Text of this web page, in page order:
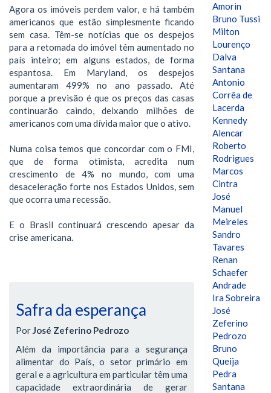
Agora os imóveis perdem valor, e há também
americanos que estão simplesmente ficando
sem casa. Têm-se notícias que os despejos
para a retomada do imóvel têm aumentado no
país inteiro; em alguns estados, de forma
espantosa. Em Maryland, os despejos
aumentaram 499% no ano passado. Até
porque a previsão é que os preços das casas
continuarão caindo, deixando milhões de
americanos com uma dívida maior que o ativo.
Numa coisa temos que concordar com o FMI,
que de forma otimista, acredita num
crescimento de 4% no mundo, com uma
desaceleração forte nos Estados Unidos, sem
que ocorra uma recessão.
E o Brasil continuará crescendo apesar da
crise americana.
Safra da esperança
PorJosé Zeferino Pedrozo
Além da importância para a segurança
alimentar do País, o setor primário em
geral e a agricultura em particular têm uma
capacidade extraordinária de gerar
Amorin
Bruno Tussi
Milton
Lourenço
Dalva
Santana
Antonio
Corrêa de
Lacerda
Kennedy
Alencar
Roberto
Rodrigues
Marcos
Cintra
José
Manuel
Meireles
Sandro
Tavares
Renan
Schaefer
Andrade
Ira Sobreira
José
Zeferino
Pedrozo
Bruno
Queija
Pedra
Santana